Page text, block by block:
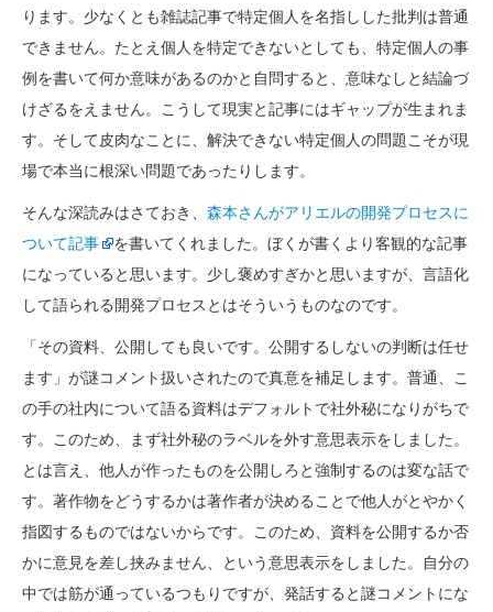
ります。少なくとも雑誌記事で特定個人を名指しした批判は普通
できません。たとえ個人を特定できないとしても、特定個人の事
例を書いて何か意味があるのかと自問すると、意味なしと結論づ
けざるをえません。こうして現実と記事にはギャップが生まれま
す。そして皮肉なことに、解決できない特定個人の問題こそが現
場で本当に根深い問題であったりします。
そんな深読みはさておき、 森本さんがアリエルの開発プロセスに
ついて記事
を書いてくれました。ぼくが書くより客観的な記事
になっていると思います。少し褒めすぎかと思いますが、言語化
して語られる開発プロセスとはそういうものなのです。
「その資料、公開しても良いです。公開するしないの判断は任せ
ます」が謎コメント扱いされたので真意を補足します。普通、こ
の手の社内について語る資料はデフォルトで社外秘になりがちで
す。このため、まず社外秘のラベルを外す意思表示をしました。
とは言え、他人が作ったものを公開しろと強制するのは変な話で
す。著作物をどうするかは著作者が決めることで他人がとやかく
指図するものではないからです。このため、資料を公開するか否
かに意見を差し挟みません、という意思表示をしました。自分の
中では筋が通っているつもりですが、発話すると謎コメントにな